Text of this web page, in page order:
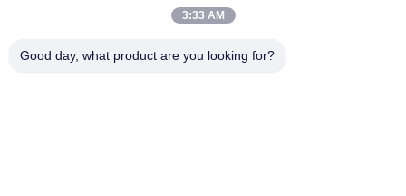
silicone
Filo di rame
3:33 AM
Good day, what product are you looking for?